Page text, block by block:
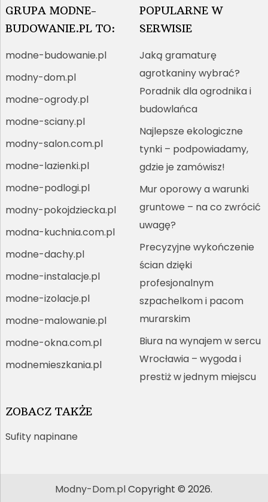
GRUPA MODNE-
BUDOWANIE.PL TO:
modne-budowanie.pl
modny-dom.pl
modne-ogrody.pl
modne-sciany.pl
modny-salon.com.pl
modne-lazienki.pl
modne-podlogi.pl
modny-pokojdziecka.pl
modna-kuchnia.com.pl
modne-dachy.pl
modne-instalacje.pl
modne-izolacje.pl
modne-malowanie.pl
modne-okna.com.pl
modnemieszkania.pl
POPULARNE W
SERWISIE
Jaką gramaturę
agrotkaniny wybrać?
Poradnik dla ogrodnika i
budowlańca
Najlepsze ekologiczne
tynki – podpowiadamy,
gdzie je zamówisz!
Mur oporowy a warunki
gruntowe – na co zwrócić
uwagę?
Precyzyjne wykończenie
ścian dzięki
profesjonalnym
szpachelkom i pacom
murarskim
Biura na wynajem w sercu
Wrocławia – wygoda i
prestiż w jednym miejscu
ZOBACZ TAKŻE
Sufity napinane
Modny-Dom.plCopyright © 2026.